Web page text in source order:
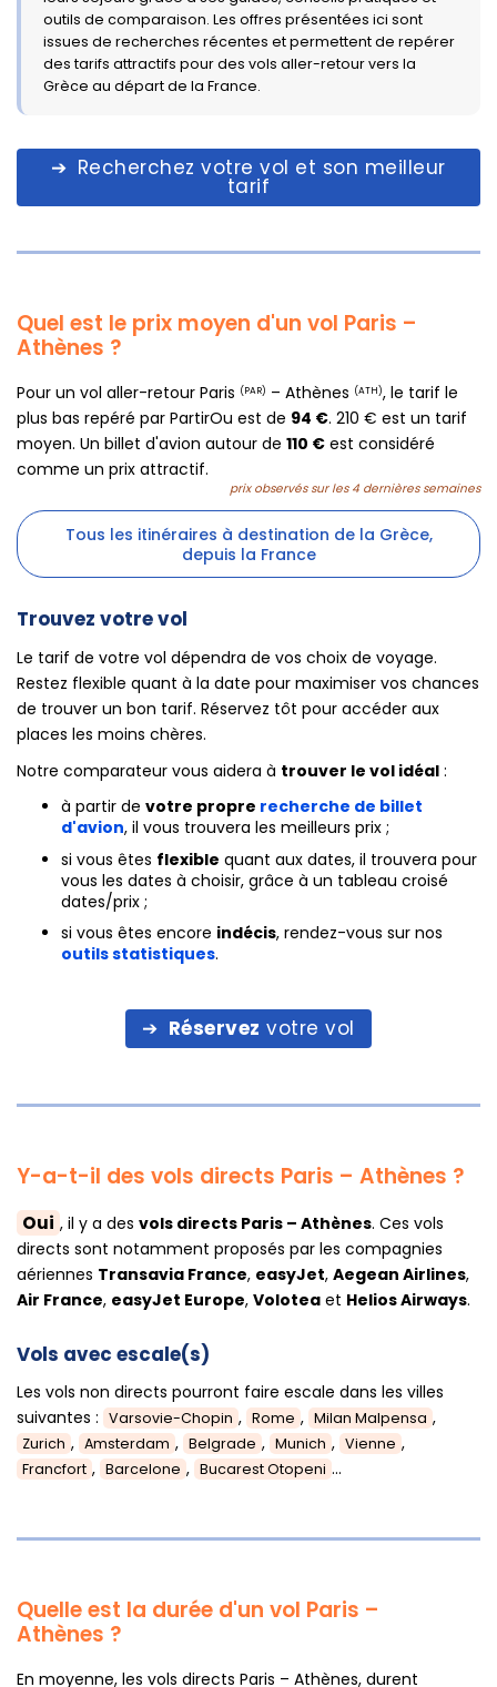
outils de comparaison. Les offres présentées ici sont
issues de recherches récentes et permettent de repérer
des tarifs attractifs pour des vols aller-retour vers la
Grèce au départ de la France.
Recherchez votre vol et son meilleur
tarif
Quel est le prix moyen d'un vol Paris –
Athènes ?
Pour un vol aller-retour Paris (PAR) – Athènes (ATH), le tarif le
plus bas repéré par PartirOu est de 94 €. 210 € est un tarif
moyen. Un billet d'avion autour de 110 € est considéré
comme un prix attractif.
prix observés sur les 4 dernières semaines
Tous les itinéraires à destination de la Grèce,
depuis la France
Trouvez votre vol
Le tarif de votre vol dépendra de vos choix de voyage.
Restez flexible quant à la date pour maximiser vos chances
de trouver un bon tarif. Réservez tôt pour accéder aux
places les moins chères.
Notre comparateur vous aidera à trouver le vol idéal :
à partir de votre propre recherche de billet
d'avion, il vous trouvera les meilleurs prix ;
si vous êtes flexible quant aux dates, il trouvera pour
vous les dates à choisir, grâce à un tableau croisé
dates/prix ;
si vous êtes encore indécis, rendez-vous sur nos
outils statistiques.
Réservez votre vol
Y-a-t-il des vols directs Paris – Athènes ?
Oui , il y a des vols directs Paris – Athènes. Ces vols
directs sont notamment proposés par les compagnies
aériennes Transavia France, easyJet, Aegean Airlines,
Air France, easyJet Europe, Volotea et Helios Airways.
Vols avec escale(s)
Les vols non directs pourront faire escale dans les villes
suivantes : Varsovie-Chopin , Rome , Milan Malpensa ,
Zurich , Amsterdam , Belgrade , Munich , Vienne ,
Francfort , Barcelone , Bucarest Otopeni ...
Quelle est la durée d'un vol Paris –
Athènes ?
En moyenne, les vols directs Paris – Athènes, durent